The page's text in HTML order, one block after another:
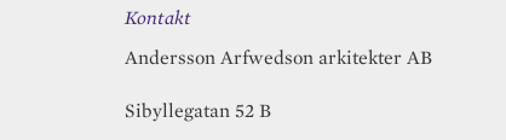
Kontakt
Andersson Arfwedson arkitekter AB
Sibyllegatan 52 B